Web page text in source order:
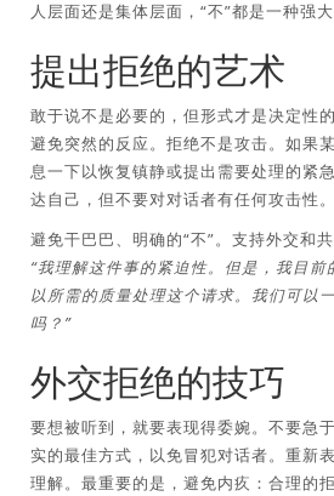
人层面还是集体层面，“不”都是一种强大
提出拒绝的艺术
敢于说不是必要的，但形式才是决定性
避免突然的反应。拒绝不是攻击。如果
息一下以恢复镇静或提出需要处理的紧
达自己，但不要对对话者有任何攻击性。
避免干巴巴、明确的“不”。支持外交和
“我理解这件事的紧迫性。但是，我目
以所需的质量处理这个请求。我们可以
吗？”
外交拒绝的技巧
要想被听到，就要表现得委婉。不要急
实的最佳方式，以免冒犯对话者。重新
理解。最重要的是，避免内疚：合理的